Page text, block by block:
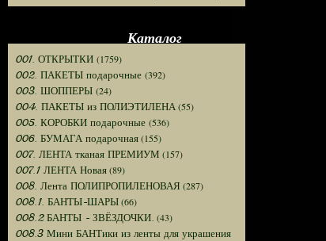
Каталог
001. ОТКРЫТКИ (1759)
002. ПАКЕТЫ подарочные (392)
003. ШОППЕРЫ (24)
004. ПАКЕТЫ из ПОЛИЭТИЛЕНА(55)
005. КОРОБКИ подарочные (536)
006. БУМАГА подарочная(155)
007. ЛЕНТА тканая ПРЕМИУМ (157)
007.1 ЛЕНТА Новая(89)
008. Лента ПОЛИПРОПИЛЕНОВАЯ (287)
008.1. БАНТЫ-ШАРЫ(66)
008.2 БАНТЫ - ЗВЁЗДОЧКИ. (43)
008.3 Мини БАНТики из ленты для украшения